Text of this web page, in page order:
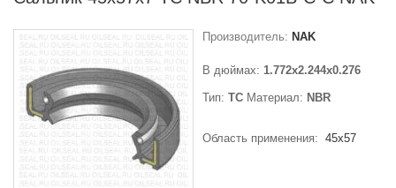
Производитель: NAK
В дюймах: 1.772x2.244x0.276
Тип: TC Материал: NBR
Область применения: 45x57